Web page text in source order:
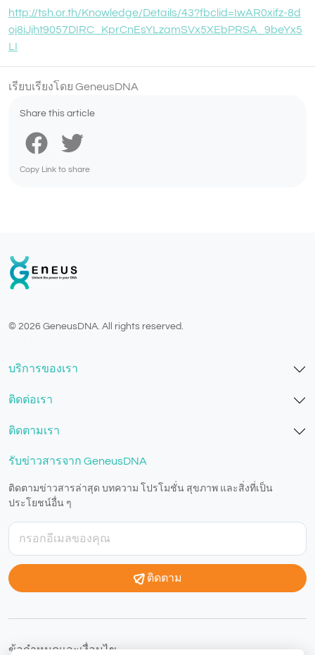
http://tsh.or.th/Knowledge/Details/43?fbclid=IwAR0xifz-8d
oj8iJjht9057DIRC_KprCnEsYLzamSVx5XEbPRSA_9beYx5
LI
เรียบเรียงโดย GeneusDNA
Share this article
Copy Link to share
© 2026 GeneusDNA. All rights reserved.
บริการของเรา
ติดต่อเรา
ติดตามเรา
รับข่าวสารจาก GeneusDNA
ติดตามข่าวสารล่าสุด บทความ โปรโมชั่น สุขภาพ และสิ่งที่เป็น
ประโยชน์อื่น ๆ
ติดตาม
ข้อกำหนดและเงื่อนไข